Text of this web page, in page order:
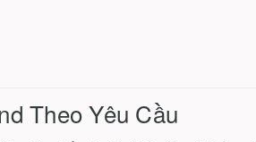
Theo Yêu Cầu